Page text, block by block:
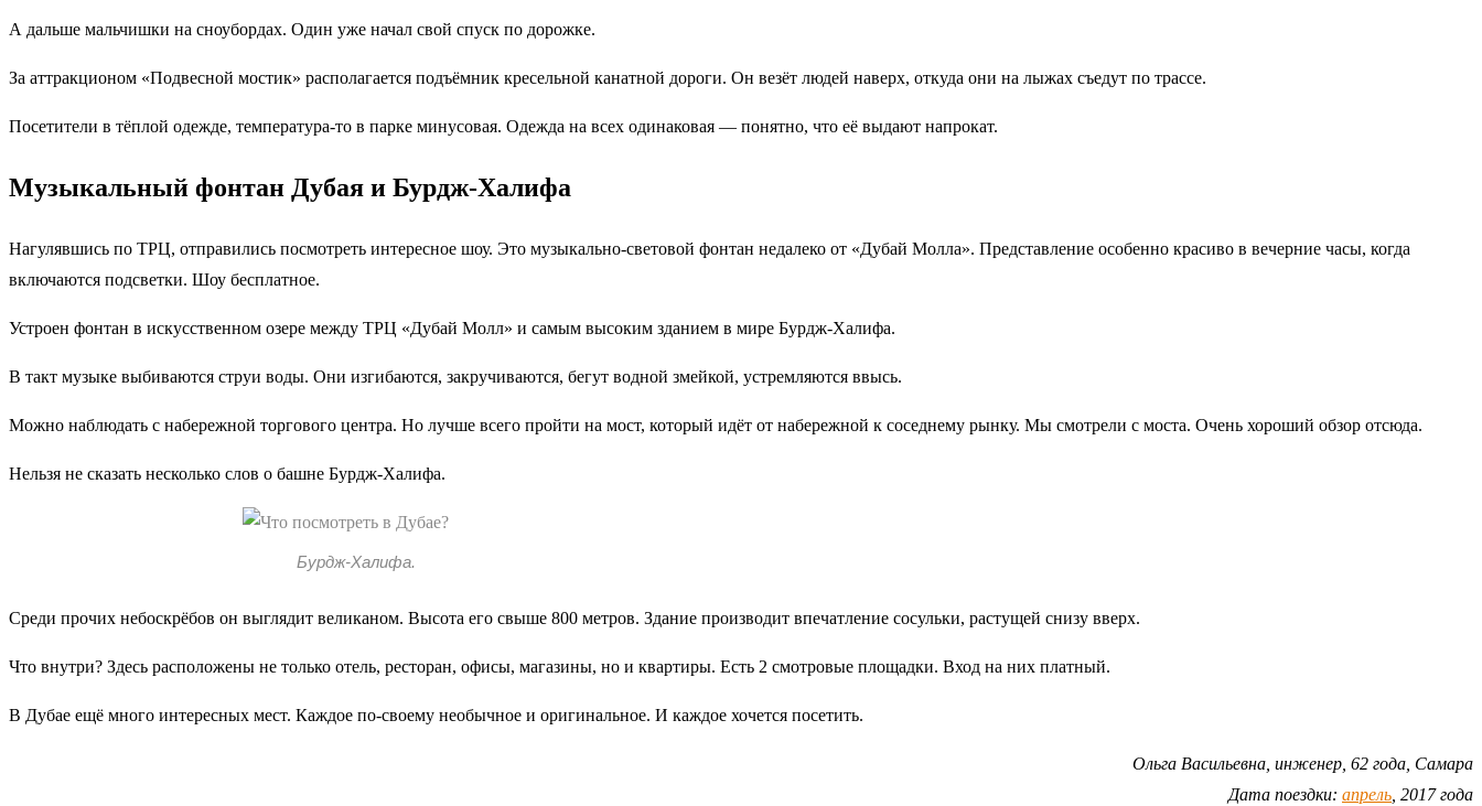
А дальше мальчишки на сноубордах. Один уже начал свой спуск по дорожке.
За аттракционом «Подвесной мостик» располагается подъёмник кресельной канатной дороги. Он везёт людей наверх, откуда они на лыжах съедут по трассе.
Посетители в тёплой одежде, температура-то в парке минусовая. Одежда на всех одинаковая — понятно, что её выдают напрокат.
Музыкальный фонтан Дубая и Бурдж-Халифа
Нагулявшись по ТРЦ, отправились посмотреть интересное шоу. Это музыкально-световой фонтан недалеко от «Дубай Молла». Представление особенно красиво в вечерние часы, когда
включаются подсветки. Шоу бесплатное.
Устроен фонтан в искусственном озере между ТРЦ «Дубай Молл» и самым высоким зданием в мире Бурдж-Халифа.
В такт музыке выбиваются струи воды. Они изгибаются, закручиваются, бегут водной змейкой, устремляются ввысь.
Можно наблюдать с набережной торгового центра. Но лучше всего пройти на мост, который идёт от набережной к соседнему рынку. Мы смотрели с моста. Очень хороший обзор отсюда.
Нельзя не сказать несколько слов о башне Бурдж-Халифа.
Бурдж-Халифа.
Среди прочих небоскрёбов он выглядит великаном. Высота его свыше 800 метров. Здание производит впечатление сосульки, растущей снизу вверх.
Что внутри? Здесь расположены не только отель, ресторан, офисы, магазины, но и квартиры. Есть 2 смотровые площадки. Вход на них платный.
В Дубае ещё много интересных мест. Каждое по-своему необычное и оригинальное. И каждое хочется посетить.
Ольга Васильевна, инженер, 62 года, Самара
Дата поездки: апрель , 2017 года